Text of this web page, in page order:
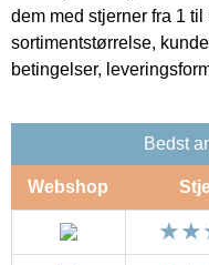
dem med stjerner fra 1
sortimentstørrelse,
betingelser,
Bedst
Webshop